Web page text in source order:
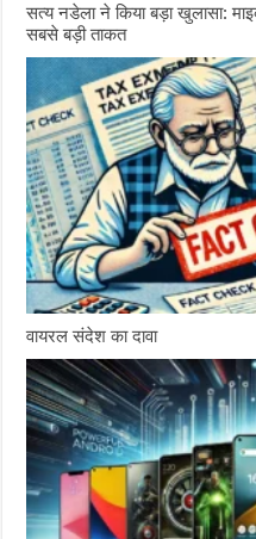
सत्य नडेला ने किया बड़ा खुलासा:
सबसे बड़ी ताकत
वायरल संदेश का दावा